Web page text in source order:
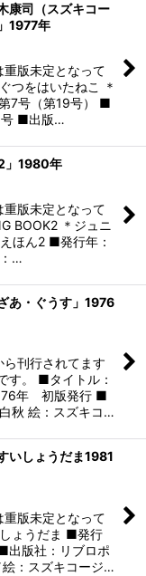
康司（スズキコー
1977年
版未定となって
つをはいたねこ ＊
7号（第19号） ■
■出版…
」1980年
版未定となって
BOOK2 ＊ジュニ
ほん2 ■発行年：
…
あ・ぐうす」1976
刊行されてます
す。 ■タイトル：
年 初版発行 ■
秋 絵：スズキコ…
いしょうだま1981
版未定となって
ょうだま ■発行
版社：リブロポ
：スズキコージ…